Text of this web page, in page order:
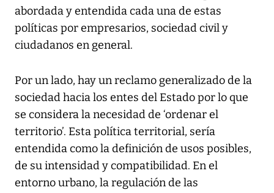
abordada y entendida cada una de estas
políticas por empresarios, sociedad civil y
ciudadanos en general.
Por un lado, hay un reclamo generalizado de la
sociedad hacia los entes del Estado por lo que
se considera la necesidad de ‘ordenar el
territorio’. Esta política territorial, sería
entendida como la definición de usos posibles,
de su intensidad y compatibilidad. En el
entorno urbano, la regulación de las